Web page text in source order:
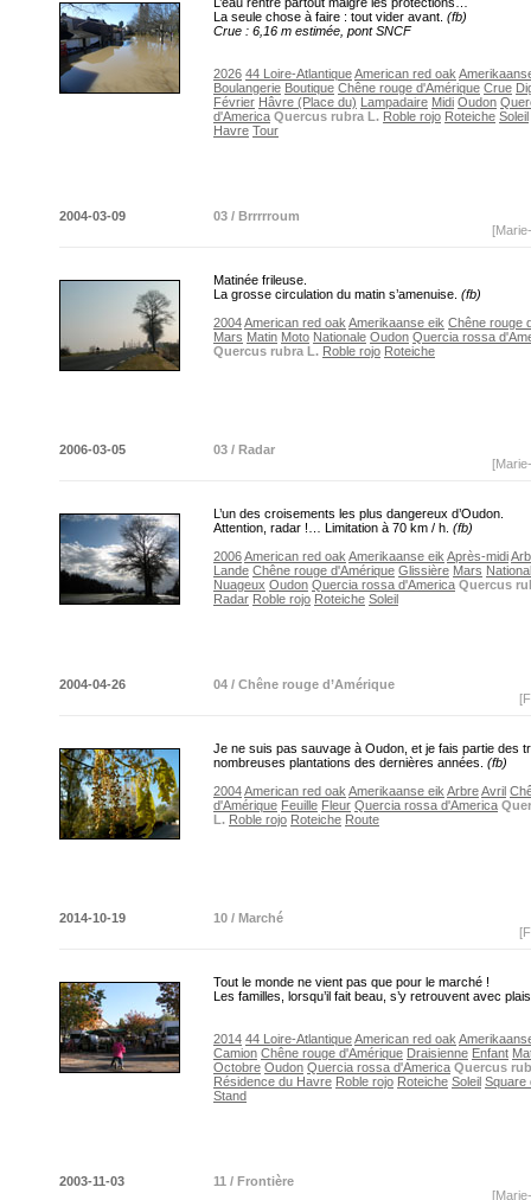
La seule chose à faire : tout vider avant. (fb)
Crue : 6,16 m estimée, pont SNCF
2026 44 Loire-AtlantiqueAmerican red oak
Boulangerie Boutique Chêne rouge d'Amérique Crue
Février Hâvre (Place du) Lampadaire Midi Oudon
d'America Quercus rubra L. Roble rojo Roteiche Soleil
Havre Tour
2004-03-09
03 / Brrrrroum
Matinée frileuse.
La grosse circulation du matin s’amenuise. (fb)
2004American red oak Amerikaanse eik Chêne rouge
Mars Matin Moto Nationale Oudon Quercia rossa
Quercus rubra L. Roble rojo Roteiche
2006-03-05
03 / Radar
L’un des croisements les plus dangereux d’Oudon.
Attention, radar !… Limitation à 70 km / h. (fb)
2006American red oak Amerikaanse eik Après-midi
Lande Chêne rouge d'Amérique Glissière Mars
Nuageux Oudon Quercia rossa d'America Quercus
Radar Roble rojo Roteiche Soleil
2004-04-26
04 / Chêne rouge d’Amérique
Je ne suis pas sauvage à Oudon, et je fais partie des
nombreuses plantations des dernières années. (fb)
2004American red oak Amerikaanse eik ArbreAvril
d'Amérique Feuille Fleur Quercia rossa d'America
L. Roble rojo Roteiche Route
2014-10-19
10 / Marché
Tout le monde ne vient pas que pour le marché !
Les familles, lorsqu’il fait beau, s’y retrouvent avec
2014 44 Loire-AtlantiqueAmerican red oak
Camion Chêne rouge d'Amérique Draisienne Enfant
Octobre Oudon Quercia rossa d'America Quercus
Résidence du Havre Roble rojo Roteiche Soleil Square
Stand
2003-11-03
11 / Frontière